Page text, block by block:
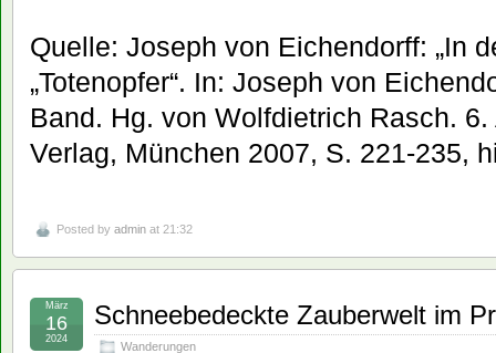
Quelle: Joseph von Eichendorff: „In
„Totenopfer“. In: Joseph von
Band. Hg. von Wolfdietrich Rasch.
Verlag, München 2007, S. 221-235,
Posted by admin at 21:32
Schneebedeckte Zauberwelt im
Wanderungen
März
16
2024